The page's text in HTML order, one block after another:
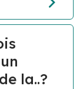
la..?